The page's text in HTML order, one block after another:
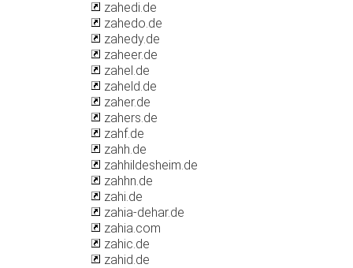
zahedi.de
zahedo.de
zahedy.de
zaheer.de
zahel.de
zaheld.de
zaher.de
zahers.de
zahf.de
zahh.de
zahhildesheim.de
zahhn.de
zahi.de
zahia-dehar.de
zahia.com
zahic.de
zahid.de